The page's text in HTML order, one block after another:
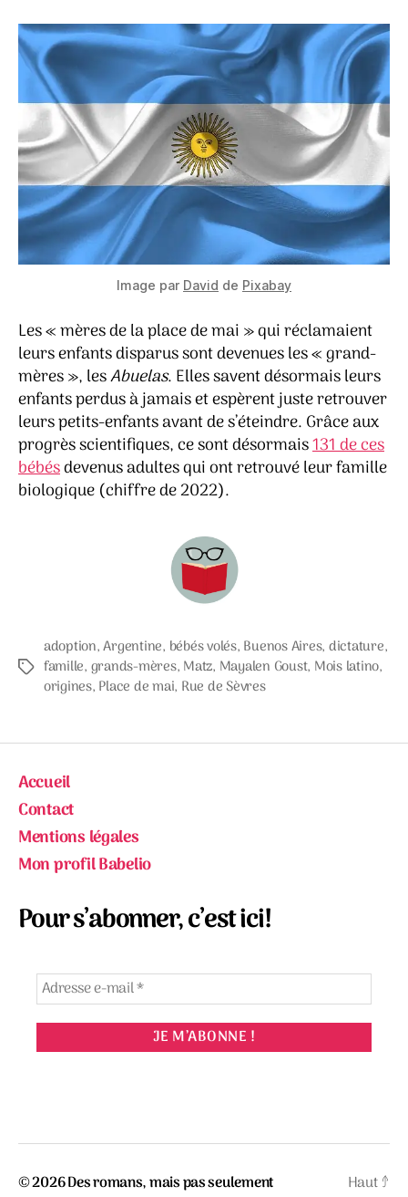
Image par David de Pixabay
Les « mères de la place de mai » qui réclamaient
leurs enfants disparus sont devenues les « grand-
mères », lesAbuelas. Elles savent désormais leurs
enfants perdus à jamais et espèrent juste retrouver
leurs petits-enfants avant de s’éteindre. Grâce aux
progrès scientifiques, ce sont désormais131 de ces
bébésdevenus adultes qui ont retrouvé leur famille
biologique (chiffre de 2022).
Étiquettes
adoption,Argentine, bébés volés, Buenos Aires, dictature,
famille, grands-mères, Matz, Mayalen Goust, Mois latino,
origines, Place de mai, Rue de Sèvres
Accueil
Contact
Mentions légales
Mon profil Babelio
Pour s’abonner, c’est ici!
© 2026Des romans, mais pas seulement Haut↑